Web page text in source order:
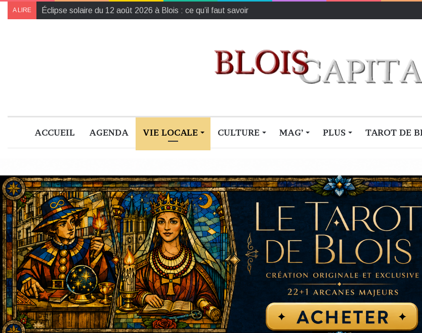
A LIRE L’Harmonie de la région Centre-Val de Loire championne du monde
ACCUEIL AGENDA VIE LOCALE CULTURE MAG’ PLUS TAROT DE